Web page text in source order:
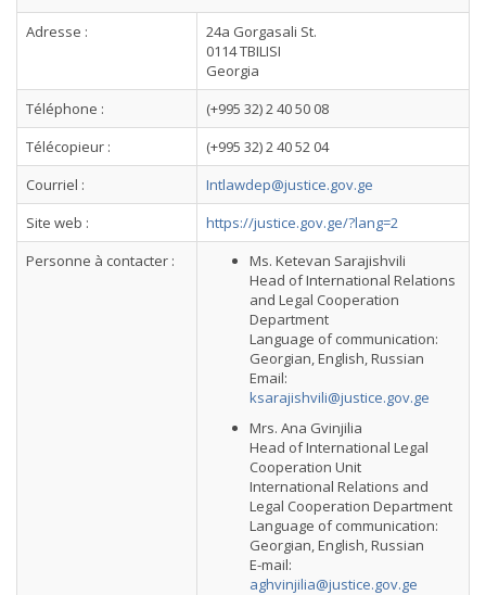
Adresse :
24a Gorgasali St.
0114 TBILISI
Georgia
Téléphone :
(+995 32) 2 40 50 08
Télécopieur :
(+995 32) 2 40 52 04
Courriel :
Intlawdep@justice.gov.ge
Site web :
https://justice.gov.ge/?lang=2
Personne à contacter :
Ms. Ketevan Sarajishvili
Head of International Relations
and Legal Cooperation
Department
Language of communication:
Georgian, English, Russian
Email:
ksarajishvili@justice.gov.ge
Mrs. Ana Gvinjilia
Head of International Legal
Cooperation Unit
International Relations and
Legal Cooperation Department
Language of communication:
Georgian, English, Russian
E-mail:
aghvinjilia@justice.gov.ge